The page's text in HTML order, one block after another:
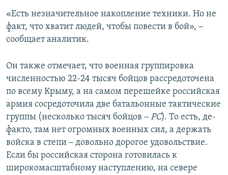
«Есть незначительное накопление техники. Но не
факт, что хватит людей, чтобы повести в бой», ‒
сообщает аналитик.
Он также отмечает, что военная группировка
численностью 22-24 тысяч бойцов рассредоточена
по всему Крыму, а на самом перешейке российская
армия сосредоточила две батальонные тактические
группы (несколько тысяч бойцов ‒РС). То есть, де-
факто, там нет огромных военных сил, а держать
войска в степи ‒ довольно дорогое удовольствие.
Если бы российская сторона готовилась к
широкомасштабному наступлению, на севере